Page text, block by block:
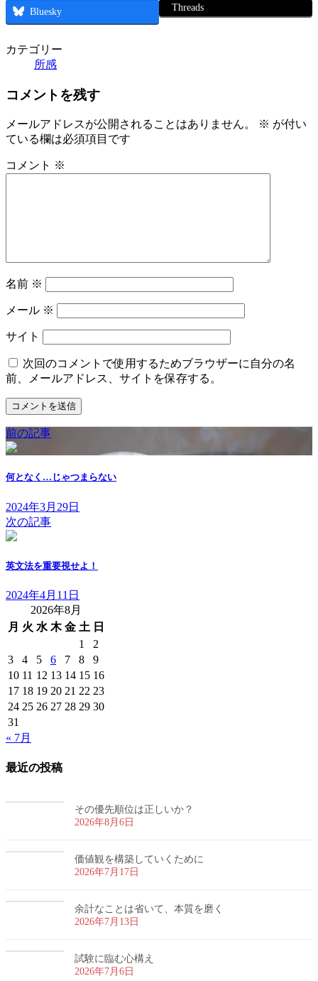
Bluesky Threads
カテゴリー
所感
コメントを残す
メールアドレスが公開されることはありません。 ※ が付い
ている欄は必須項目です
コメント ※
名前 ※
メール ※
サイト
次回のコメントで使用するためブラウザーに自分の名
前、メールアドレス、サイトを保存する。
前の記事
何となく…じゃつまらない
2024年3月29日
次の記事
英文法を重要視せよ！
2024年4月11日
2026年8月
月 火 水 木 金 土 日
1
2
3
4 5 6 7 8
9
10 11 12 13 14 15 16
17 18 19 20 21 22 23
24 25 26 27 28 29 30
31
« 7月
最近の投稿
その優先順位は正しいか？
2026年8月6日
価値観を構築していくために
2026年7月17日
余計なことは省いて、本質を磨く
2026年7月13日
試験に臨む心構え
2026年7月6日